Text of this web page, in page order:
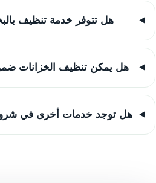
هل تتوفر خدمة تنظيف
هل يمكن تنظيف الخزانات
هل توجد خدمات أخرى في